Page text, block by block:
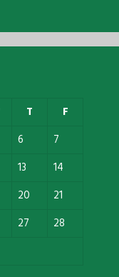
T
F
6
7
13
14
20
21
27
28